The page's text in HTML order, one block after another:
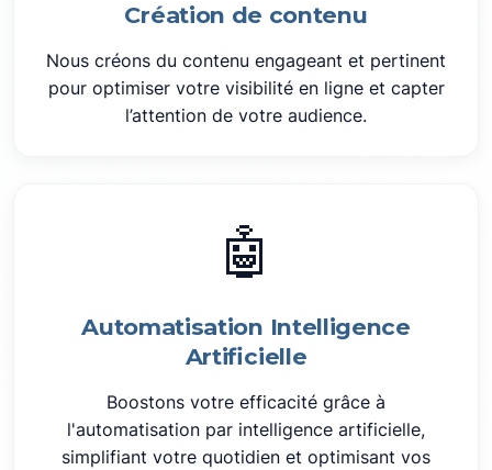
Création de contenu
Nous créons du contenu engageant et pertinent
pour optimiser votre visibilité en ligne et capter
l’attention de votre audience.
🤖
Automatisation Intelligence
Artificielle
Boostons votre efficacité grâce à
l'automatisation par intelligence artificielle,
simplifiant votre quotidien et optimisant vos